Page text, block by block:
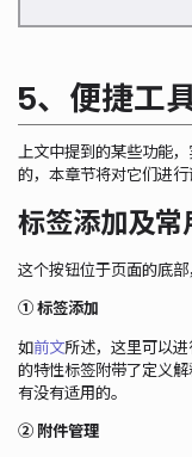
5、便捷工
上文中提到的某些功能
的，本章节将对它们进行
标签添加及常
这个按钮位于页面的底部
① 标签添加
如前文所述，这里可以
的特性标签附带了定义
有没有适用的。
② 附件管理